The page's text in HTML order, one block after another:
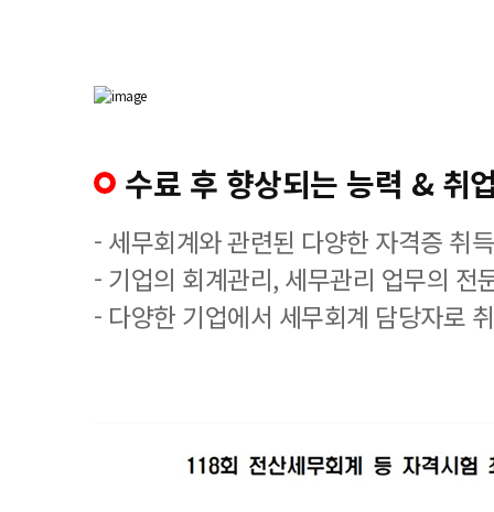
수료 후 향상되는 능력 & 취
- 세무회계와 관련된 다양한 자격증 취
- 기업의 회계관리, 세무관리 업무의 전
- 다양한 기업에서 세무회계 담당자로